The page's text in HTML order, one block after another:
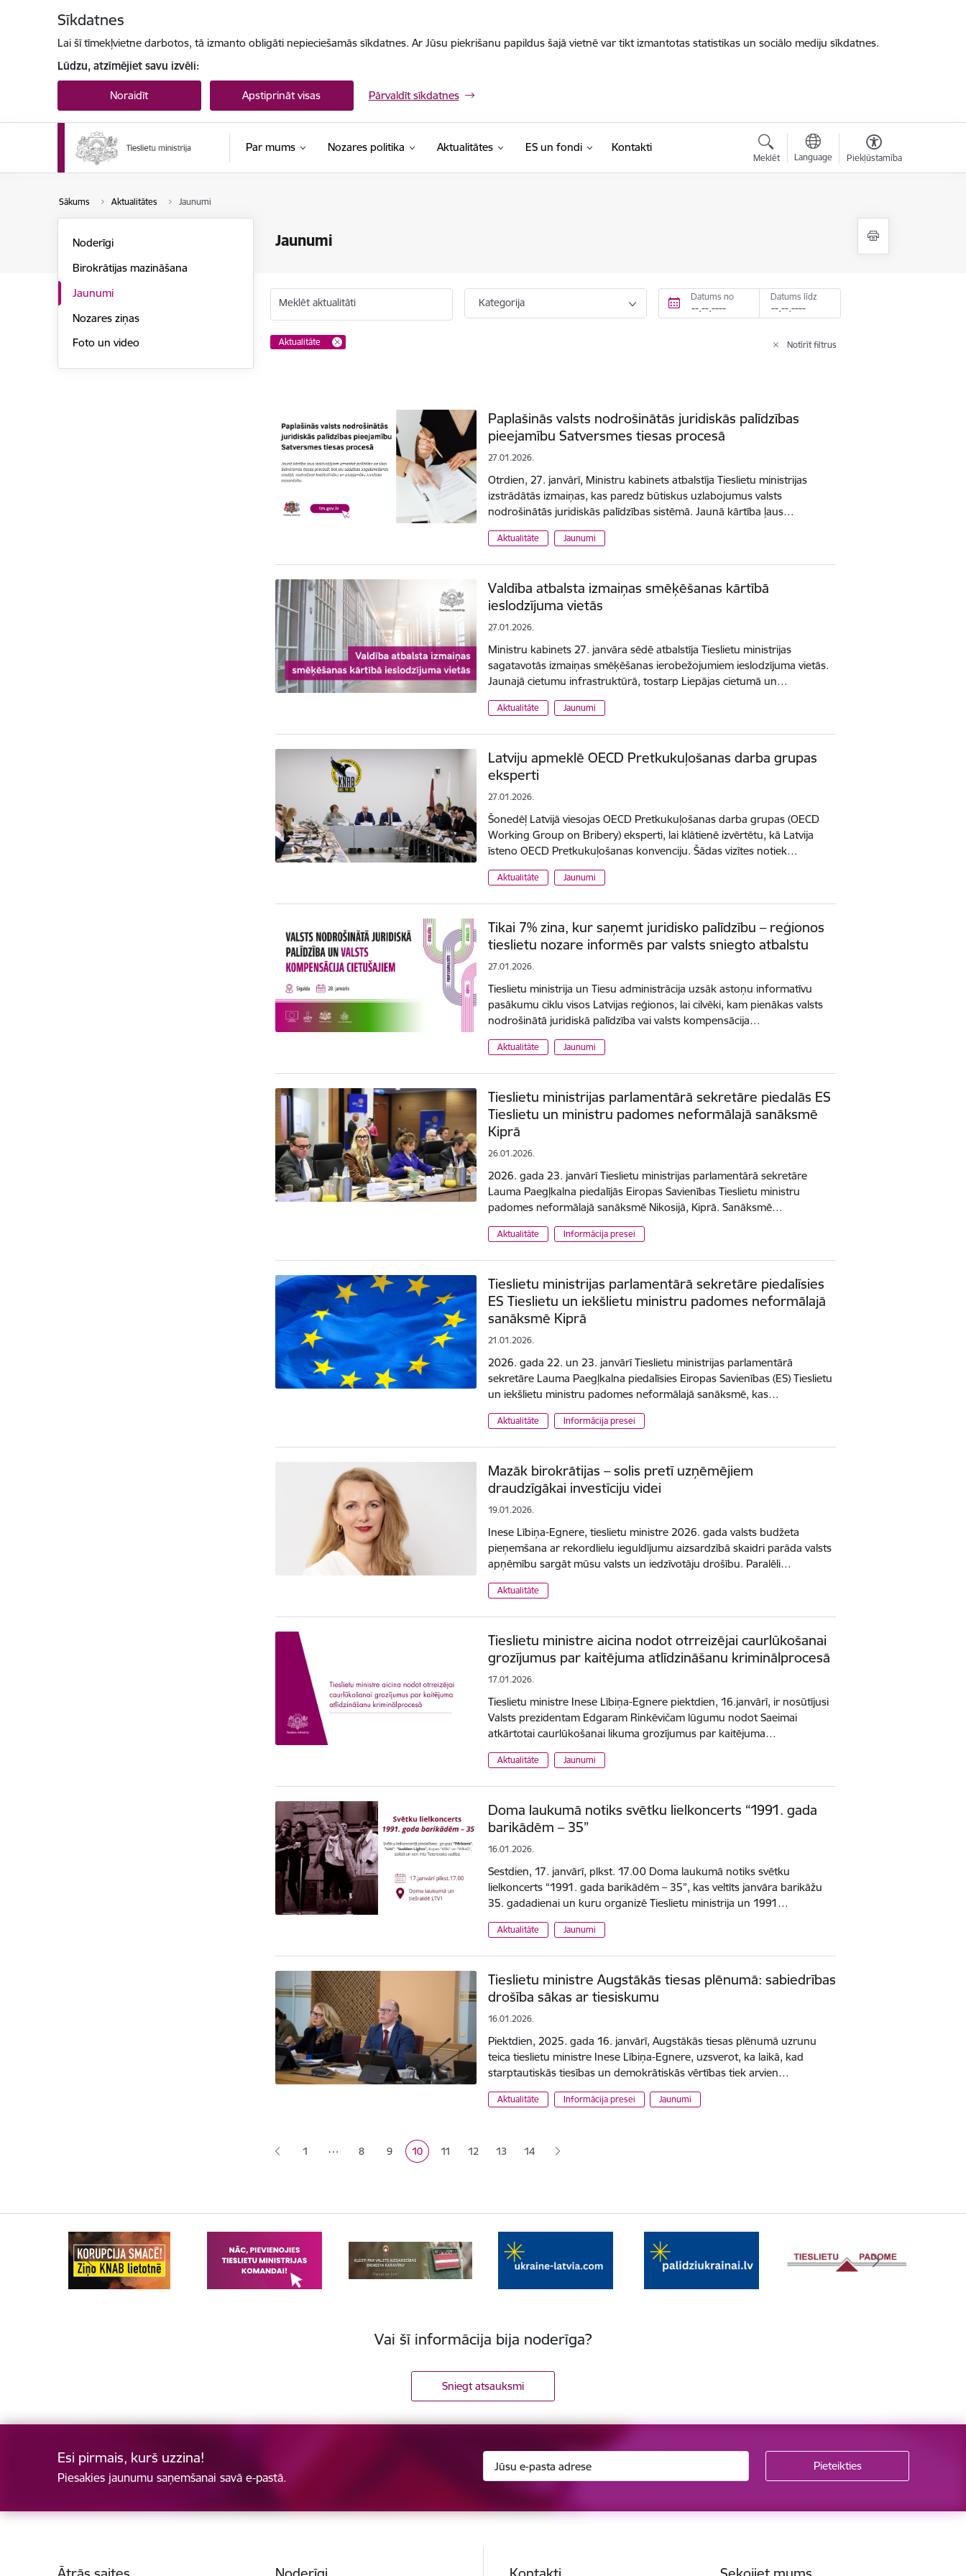
Sīkdatnes
Lai šī tīmekļvietne darbotos, tā izmanto obligāti nepieciešamās sīkdatnes. Ar Jūsu piekrišanu papildus šajā vietnē var tikt izmantotas statistikas un sociālo mediju sīkdatnes.
Lūdzu, atzīmējiet savu izvēli:
Noraidīt Apstiprināt visas Pārvaldīt sīkdatnes
Par mums Nozares politika Aktualitātes ES un fondi Kontakti
Meklēt Language Piekļūstamība
Sākums Aktualitātes Jaunumi
Jaunumi
Noderīgi
Birokrātijas mazināšana
Jaunumi
Nozares ziņas
Foto un video
Meklēt aktualitāti Kategorija Datums no Datums līdz
Aktualitāte Notīrīt filtrus
Paplašinās valsts nodrošinātās juridiskās palīdzības
pieejamību Satversmes tiesas procesā
27.01.2026.
Otrdien, 27. janvārī, Ministru kabinets atbalstīja Tieslietu ministrijas
izstrādātās izmaiņas, kas paredz būtiskus uzlabojumus valsts
nodrošinātās juridiskās palīdzības sistēmā. Jaunā kārtība ļaus…
Aktualitāte Jaunumi
Valdība atbalsta izmaiņas smēķēšanas kārtībā
ieslodzījuma vietās
27.01.2026.
Ministru kabinets 27. janvāra sēdē atbalstīja Tieslietu ministrijas
sagatavotās izmaiņas smēķēšanas ierobežojumiem ieslodzījuma vietās.
Jaunajā cietumu infrastruktūrā, tostarp Liepājas cietumā un…
Aktualitāte Jaunumi
Latviju apmeklē OECD Pretkukuļošanas darba grupas
eksperti
27.01.2026.
Šonedēļ Latvijā viesojas OECD Pretkukuļošanas darba grupas (OECD
Working Group on Bribery) eksperti, lai klātienē izvērtētu, kā Latvija
īsteno OECD Pretkukuļošanas konvenciju. Šādas vizītes notiek…
Aktualitāte Jaunumi
Tikai 7% zina, kur saņemt juridisko palīdzību – reģionos
tieslietu nozare informēs par valsts sniegto atbalstu
27.01.2026.
Tieslietu ministrija un Tiesu administrācija uzsāk astoņu informatīvu
pasākumu ciklu visos Latvijas reģionos, lai cilvēki, kam pienākas valsts
nodrošinātā juridiskā palīdzība vai valsts kompensācija…
Aktualitāte Jaunumi
Tieslietu ministrijas parlamentārā sekretāre piedalās ES
Tieslietu un ministru padomes neformālajā sanāksmē
Kiprā
26.01.2026.
2026. gada 23. janvārī Tieslietu ministrijas parlamentārā sekretāre
Lauma Paegļkalna piedalījās Eiropas Savienības Tieslietu ministru
padomes neformālajā sanāksmē Nikosijā, Kiprā. Sanāksmē…
Aktualitāte Informācija presei
Tieslietu ministrijas parlamentārā sekretāre piedalīsies
ES Tieslietu un iekšlietu ministru padomes neformālajā
sanāksmē Kiprā
21.01.2026.
2026. gada 22. un 23. janvārī Tieslietu ministrijas parlamentārā
sekretāre Lauma Paegļkalna piedalīsies Eiropas Savienības (ES) Tieslietu
un iekšlietu ministru padomes neformālajā sanāksmē, kas…
Aktualitāte Informācija presei
Mazāk birokrātijas – solis pretī uzņēmējiem
draudzīgākai investīciju videi
19.01.2026.
Inese Lībiņa-Egnere, tieslietu ministre 2026. gada valsts budžeta
pieņemšana ar rekordlielu ieguldījumu aizsardzībā skaidri parāda valsts
apņēmību sargāt mūsu valsts un iedzīvotāju drošību. Paralēli…
Aktualitāte
Tieslietu ministre aicina nodot otrreizējai caurlūkošanai
grozījumus par kaitējuma atlīdzināšanu kriminālprocesā
17.01.2026.
Tieslietu ministre Inese Lībiņa-Egnere piektdien, 16.janvārī, ir nosūtījusi
Valsts prezidentam Edgaram Rinkēvičam lūgumu nodot Saeimai
atkārtotai caurlūkošanai likuma grozījumus par kaitējuma…
Aktualitāte Jaunumi
Doma laukumā notiks svētku lielkoncerts “1991. gada
barikādēm – 35”
16.01.2026.
Sestdien, 17. janvārī, plkst. 17.00 Doma laukumā notiks svētku
lielkoncerts “1991. gada barikādēm – 35”, kas veltīts janvāra barikāžu
35. gadadienai un kuru organizē Tieslietu ministrija un 1991…
Aktualitāte Jaunumi
Tieslietu ministre Augstākās tiesas plēnumā: sabiedrības
drošība sākas ar tiesiskumu
16.01.2026.
Piektdien, 2025. gada 16. janvārī, Augstākās tiesas plēnumā uzrunu
teica tieslietu ministre Inese Lībiņa-Egnere, uzsverot, ka laikā, kad
starptautiskās tiesības un demokrātiskās vērtības tiek arvien…
Aktualitāte Informācija presei Jaunumi
1 … Lapa
8 Lapa
9 Pašreizējā lapa
10 Lapa
11 Lapa
12 Lapa
13 14
Vai šī informācija bija noderīga?
Sniegt atsauksmi
Esi pirmais, kurš uzzina!
Piesakies jaunumu saņemšanai savā e-pastā.